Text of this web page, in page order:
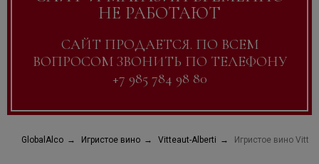
НЕ РАБОТАЮТ
САЙТ ПРОДАЕТСЯ. ПО ВСЕМ
ВОПРОСОМ ЗВОНИТЬ ПО ТЕЛЕФОНУ
+7 985 784 98 80
GlobalAlco Игристое вино Vitteaut-Alberti Игристое вино